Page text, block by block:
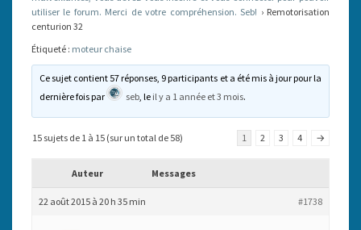
utiliser le forum. Merci de votre compréhension. Seb! › Remotorisation
centurion 32
Étiqueté : moteur chaise
Ce sujet contient 57 réponses, 9 participants et a été mis à jour pour la
dernière fois par
seb , le il y a 1 année et 3 mois.
15 sujets de 1 à 15 (sur un total de 58) 1 2 3 4 →
Auteur Messages
22 août 2015 à 20 h 35 min #1738